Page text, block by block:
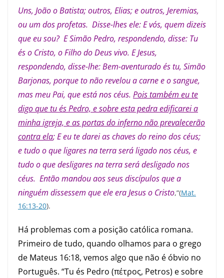
Uns, João o Batista; outros, Elias; e outros, Jeremias,
ou um dos profetas. Disse-lhes ele: E vós, quem dizeis
que eu sou? E Simão Pedro, respondendo, disse: Tu
és o Cristo, o Filho do Deus vivo. E Jesus,
respondendo, disse-lhe: Bem-aventurado és tu, Simão
Barjonas, porque to não revelou a carne e o sangue,
mas meu Pai, que está nos céus. Pois também eu te
digo que tu és Pedro, e sobre esta pedra edificarei a
minha igreja, e as portas do inferno não prevalecerão
contra ela; E eu te darei as chaves do reino dos céus;
e tudo o que ligares na terra será ligado nos céus, e
tudo o que desligares na terra será desligado nos
céus. Então mandou aos seus discípulos que a
ninguém dissessem que ele era Jesus o Cristo,”(Mat.
16:13-20).
Há problemas com a posição católica romana.
Primeiro de tudo, quando olhamos para o grego
de Mateus 16:18, vemos algo que não é óbvio no
Português. “Tu és Pedro (πέτρος, Petros) e sobre